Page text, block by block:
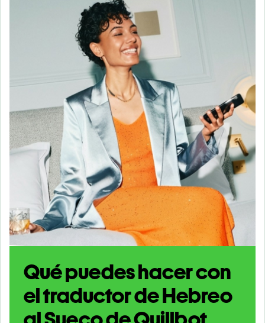
Qué puedes hacer con
el traductor de Hebreo